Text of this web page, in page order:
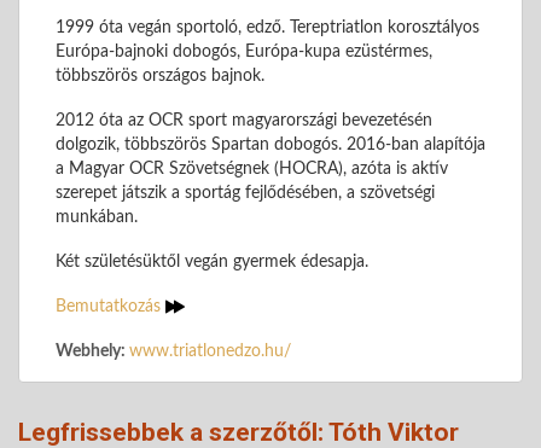
1999 óta vegán sportoló, edző. Tereptriatlon korosztályos
Európa-bajnoki dobogós, Európa-kupa ezüstérmes,
többszörös országos bajnok.
2012 óta az OCR sport magyarországi bevezetésén
dolgozik, többszörös Spartan dobogós. 2016-ban alapítója
a Magyar OCR Szövetségnek (HOCRA), azóta is aktív
szerepet játszik a sportág fejlődésében, a szövetségi
munkában.
Két születésüktől vegán gyermek édesapja.
Bemutatkozás
Webhely: www.triatlonedzo.hu/
Legfrissebbek a szerzőtől: Tóth Viktor